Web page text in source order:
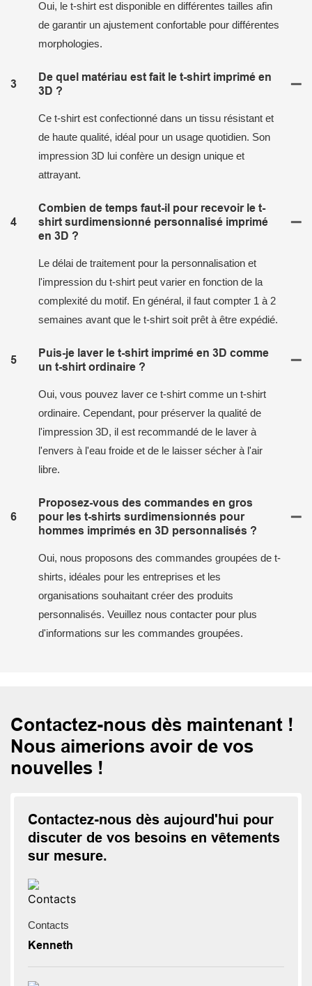
Oui, le t-shirt est disponible en différentes tailles afin
de garantir un ajustement confortable pour différentes
morphologies.
3
De quel matériau est fait le t-shirt imprimé en
3D ?
Ce t-shirt est confectionné dans un tissu résistant et
de haute qualité, idéal pour un usage quotidien. Son
impression 3D lui confère un design unique et
attrayant.
4
Combien de temps faut-il pour recevoir le t-
shirt surdimensionné personnalisé imprimé
en 3D ?
Le délai de traitement pour la personnalisation et
l'impression du t-shirt peut varier en fonction de la
complexité du motif. En général, il faut compter 1 à 2
semaines avant que le t-shirt soit prêt à être expédié.
5
Puis-je laver le t-shirt imprimé en 3D comme
un t-shirt ordinaire ?
Oui, vous pouvez laver ce t-shirt comme un t-shirt
ordinaire. Cependant, pour préserver la qualité de
l'impression 3D, il est recommandé de le laver à
l'envers à l'eau froide et de le laisser sécher à l'air
libre.
6
Proposez-vous des commandes en gros
pour les t-shirts surdimensionnés pour
hommes imprimés en 3D personnalisés ?
Oui, nous proposons des commandes groupées de t-
shirts, idéales pour les entreprises et les
organisations souhaitant créer des produits
personnalisés. Veuillez nous contacter pour plus
d'informations sur les commandes groupées.
Contactez-nous dès maintenant !
Nous aimerions avoir de vos
nouvelles !
Contactez-nous dès aujourd'hui pour
discuter de vos besoins en vêtements
sur mesure.
Contacts
Kenneth